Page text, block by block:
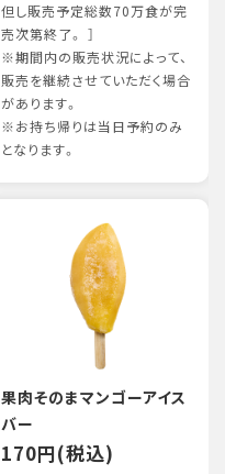
但し販売予定総数70万食が完
売次第終了。 ］
※期間内の販売状況によって、
販売を継続させていただく場合
があります。
※お持ち帰りは当日予約のみ
となります。
果肉そのまマンゴーアイス
バー
170円(税込)